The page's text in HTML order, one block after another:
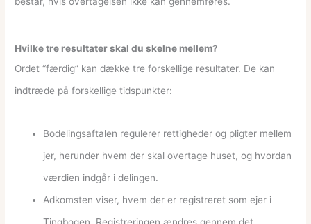
Hvilke tre resultater skal du skelne mellem?
Ordet “færdig” kan dække tre forskellige resultater. De kan
indtræde på forskellige tidspunkter:
Bodelingsaftalen regulerer rettigheder og pligter mellem
jer, herunder hvem der skal overtage huset, og hvordan
værdien indgår i delingen.
Adkomsten viser, hvem der er registreret som ejer i
Tingbogen. Registreringen ændres gennem det